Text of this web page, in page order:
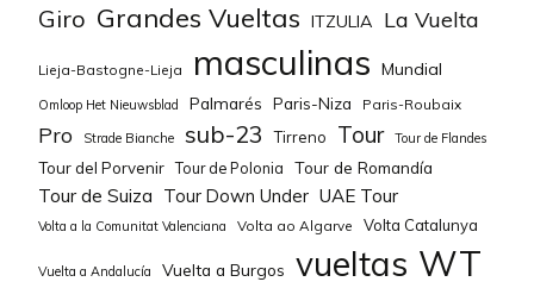
Giro Grandes Vueltas ITZULIA La Vuelta
Lieja-Bastogne-Lieja masculinas Mundial
Omloop Het Nieuwsblad Palmarés Paris-Niza Paris-Roubaix
Pro Strade Bianche sub-23 Tirreno Tour Tour de Flandes
Tour del Porvenir Tour de Polonia Tour de Romandía
Tour de Suiza Tour Down Under UAE Tour
Volta a la Comunitat Valenciana Volta ao Algarve Volta Catalunya
Vuelta a Andalucía Vuelta a Burgos vueltas WT